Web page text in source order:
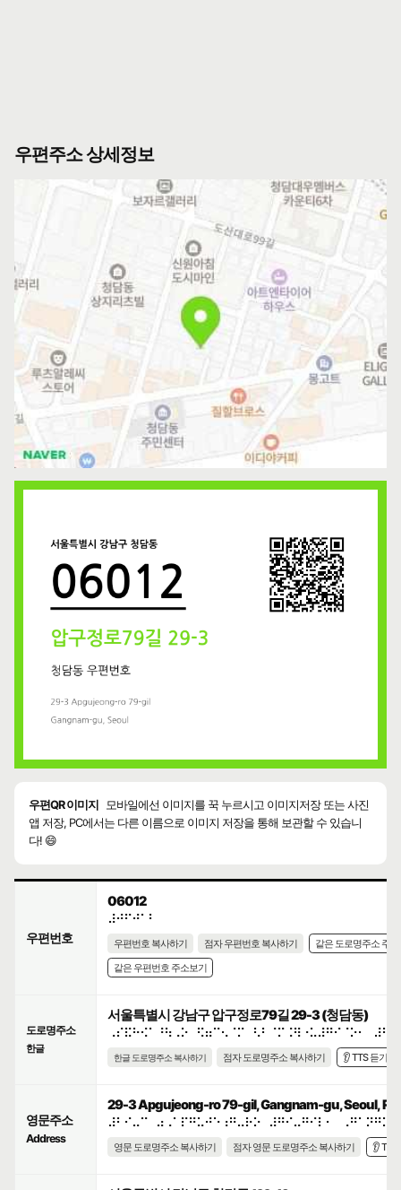
우편주소 상세정보
우편QR 이미지
모바일에선 이미지를 꾹 누르시고 이미지저장 또는 사진
앱 저장, PC에서는 다른 이름으로 이미지 저장을 통해 보관할 수 있습니
다! 😄
우편번호
06012
⠼⠚⠋⠚⠁⠃
우편번호 복사하기 점자 우편번호 복사하기
같은 도로명주소 주
같은 우편번호 주소보기
도로명주소
한글
서울특별시 강남구 압구정로79길 29-3 (청담동)
한글 도로명주소 복사하기 점자 도로명주소 복사하기 👂 TTS 듣기
영문주소
Address
29-3 Apgujeong-ro 79-gil, Gangnam-gu, Seoul,
영문 도로명주소 복사하기 점자 영문 도로명주소 복사하기 👂 TTS